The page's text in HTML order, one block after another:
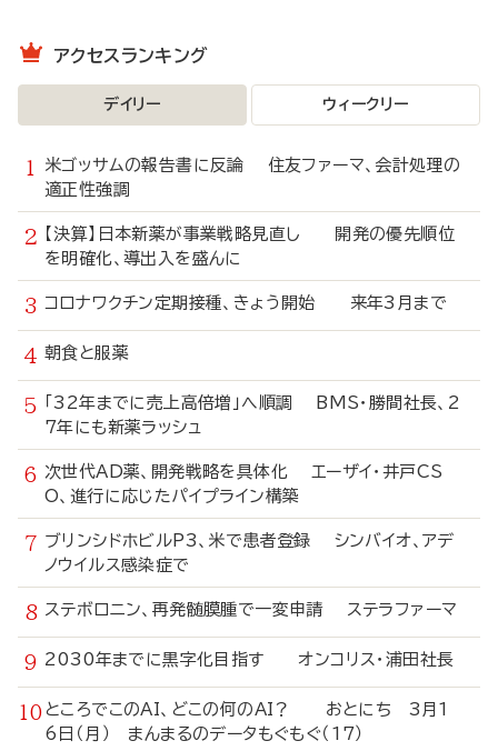
アクセスランキング
デイリー ウィークリー
米ゴッサムの報告書に反論 住友ファーマ、会計処理の
適正性強調
【決算】日本新薬が事業戦略見直し 開発の優先順位
を明確化、導出入を盛んに
コロナワクチン定期接種、きょう開始 来年3月まで
朝食と服薬
「32年までに売上高倍増」へ順調 BMS・勝間社長、2
7年にも新薬ラッシュ
次世代AD薬、開発戦略を具体化 エーザイ・井戸CS
O、進行に応じたパイプライン構築
ブリンシドホビルP3、米で患者登録 シンバイオ、アデ
ノウイルス感染症で
ステボロニン、再発髄膜腫で一変申請 ステラファーマ
2030年までに黒字化目指す オンコリス・浦田社長
ところでこのAI、どこの何のAI？ おとにち 3月1
6日（月） まんまるのデータもぐもぐ（17）